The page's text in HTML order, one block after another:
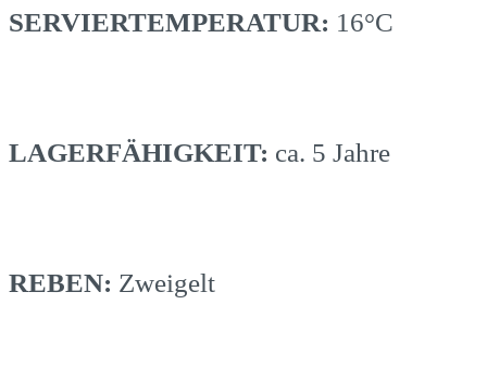
SERVIERTEMPERATUR: 16°C
LAGERFÄHIGKEIT: ca. 5 Jahre
REBEN: Zweigelt